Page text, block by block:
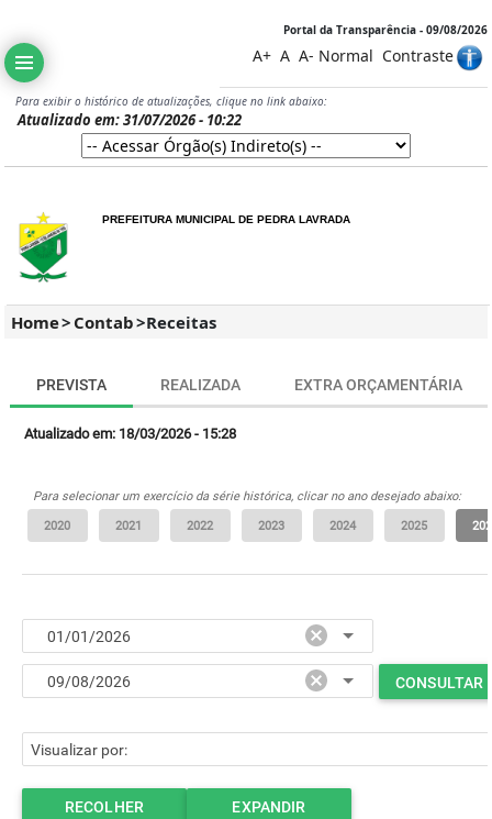
Portal da Transparência - 09/08/2026
A+ A A- Normal Contraste
Para exibir o histórico de atualizações, clique no link abaixo:
Atualizado em: 31/07/2026 - 10:22
PREFEITURA MUNICIPAL DE PEDRA LAVRADA
Home> Contab>Receitas
PREVISTA REALIZADA EXTRA ORÇAMENTÁRIA
Atualizado em: 18/03/2026 - 15:28
Para selecionar um exercício da série histórica, clicar no ano desejado abaixo:
CONSULTAR
RECOLHER EXPANDIR